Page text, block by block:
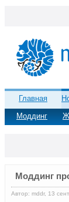
Главная
Моддинг
Моддинг
Автор: mddr, 13